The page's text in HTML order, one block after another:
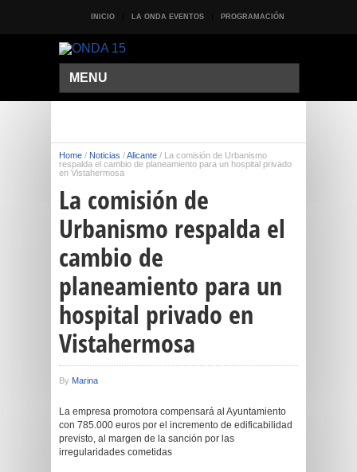
INICIO LA ONDA EVENTOS PROGRAMACIÓN
MENU
Home / Noticias /Alicante / La comisión de Urbanismo
respalda el cambio de planeamiento para un hospital privado
en Vistahermosa
La comisión de
Urbanismo respalda el
cambio de
planeamiento para un
hospital privado en
Vistahermosa
By Marina
La empresa promotora compensará al Ayuntamiento
con 785.000 euros por el incremento de edificabilidad
previsto, al margen de la sanción por las
irregularidades cometidas